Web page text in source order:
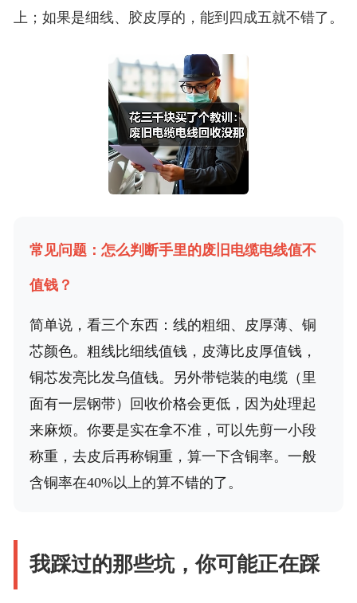
上；如果是细线、胶皮厚的，能到四成五就不错了。
常见问题：怎么判断手里的废旧电缆电线值不
值钱？
简单说，看三个东西：线的粗细、皮厚薄、铜
芯颜色。粗线比细线值钱，皮薄比皮厚值钱，
铜芯发亮比发乌值钱。另外带铠装的电缆（里
面有一层钢带）回收价格会更低，因为处理起
来麻烦。你要是实在拿不准，可以先剪一小段
称重，去皮后再称铜重，算一下含铜率。一般
含铜率在40%以上的算不错的了。
我踩过的那些坑，你可能正在踩